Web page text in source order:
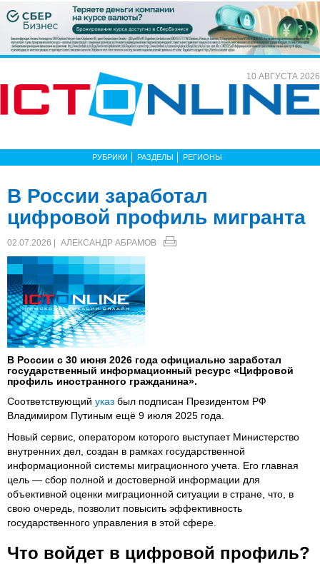
10 АВГУСТА 2026
РУБРИКИ РАЗДЕЛЫ РЕГИОНЫ
В России заработал
цифровой профиль мигранта
02.07.2026 | АЛЕКСАНДР АБРАМОВ
В России с 30 июня 2026 года официально заработал
государственный информационный ресурс «Цифровой
профиль иностранного гражданина».
Соответствующий указ был подписан Президентом РФ
Владимиром Путиным ещё 9 июля 2025 года.
Новый сервис, оператором которого выступает Министерство
внутренних дел, создан в рамках государственной
информационной системы миграционного учета. Его главная
цель — сбор полной и достоверной информации для
объективной оценки миграционной ситуации в стране, что, в
свою очередь, позволит повысить эффективность
государственного управления в этой сфере.
Что войдет в цифровой профиль?